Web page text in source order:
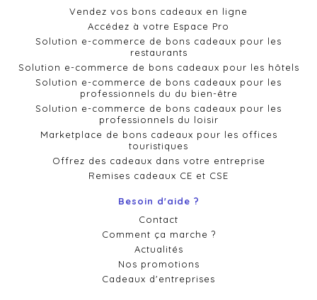
Vendez vos bons cadeaux en ligne
Accédez à votre Espace Pro
Solution e-commerce de bons cadeaux pour les
restaurants
Solution e-commerce de bons cadeaux pour les hôtels
Solution e-commerce de bons cadeaux pour les
professionnels du du bien-être
Solution e-commerce de bons cadeaux pour les
professionnels du loisir
Marketplace de bons cadeaux pour les offices
touristiques
Offrez des cadeaux dans votre entreprise
Remises cadeaux CE et CSE
Besoin d'aide ?
Contact
Comment ça marche ?
Actualités
Nos promotions
Cadeaux d'entreprises